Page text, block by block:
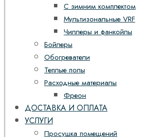
С зимним комплектом
Мультизональные VRF
Чиллеры и фанкойлы
Бойлеры
Обогреватели
Теплые полы
Расходные материалы
Фреон
ДОСТАВКА И ОПЛАТА
УСЛУГИ
Просушка помещений